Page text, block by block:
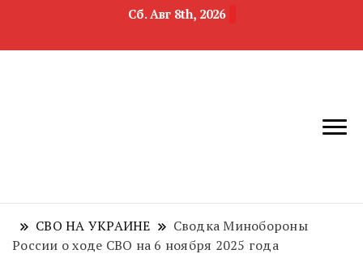
Сб. Авг 8th, 2026
область
недвижимости
СВО НА УКРАИНЕ
Сводка Минобороны
России о ходе СВО на 6 ноября 2025 года